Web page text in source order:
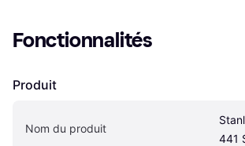
Fonctionnalités
Produit
Nom du produit
441